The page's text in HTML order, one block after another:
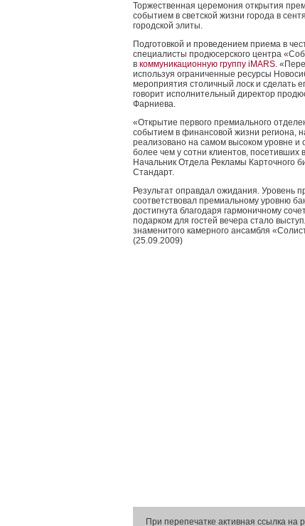
Торжественная церемония открытия
событием в светской жизни города в
городской элиты.
Подготовкой и проведением приема в
специалисты продюсерского центра
в коммуникационную группу iMARS.
используя ограниченные ресурсы
мероприятия столичный лоск и сделать
говорит исполнительный директор
Фарниева.
«Открытие первого премиального
событием в финансовой жизни региона,
реализовано на самом высоком уровне и
более чем у сотни клиентов,
Начальник Отдела Рекламы Карточного
Стандарт.
Результат оправдал ожидания. Уровень
соответствовал премиальному уровню
достигнута благодаря гармоничному
подарком для гостей вечера стало
знаменитого камерного ансамбля
(25.09.2009)
При перепечатке активная ссылка на